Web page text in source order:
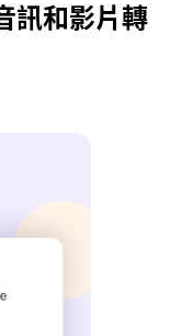
訊和影片轉